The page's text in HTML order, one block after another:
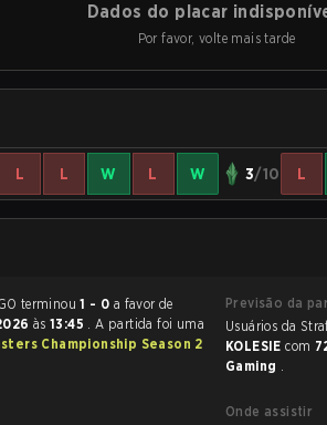
Dados do placar
Por favor, volte mais tarde
L L W L W 3/10 L
A partida de CS:GO terminou1 - 0 a favor de
às 13:45 . A partida foi uma
Championship Season 2
Previsão da
KOLESIEcom
Gaming .
Onde assistir